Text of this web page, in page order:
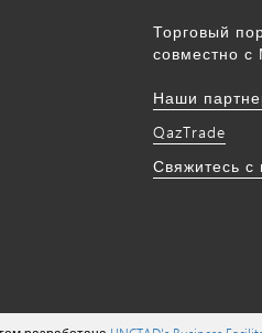
Торговый
совместно с
Наши
QazTrade
Свяжитесь с